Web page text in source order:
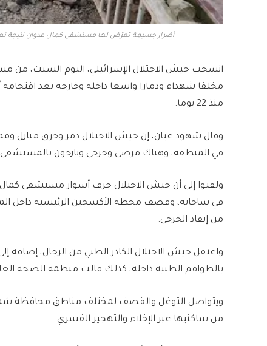
أضرار جسيمة تعرّض لها مستشفى كمال عدوان نتيجة
انسحب جيش الاحتلال الإسرائيلي، اليوم السبت،
مخلفا شهداء ودمارا واسعا داخله وخارجه بعد
منذ 22 يوما.
وقال شهود عيان، إن جيش الاحتلال دمر وحرق منازل
في المنطقة، وهناك مرضى وجرحى ونازحون بالمستشفى
ولفتوا إلى أن جيش الاحتلال جرف أسوار مستشفى كمال
في ساحاته، وقصف محطة الأكسجين الرئيسية داخل
من إنقاذ الجرحى.
واعتقل جيش الاحتلال الكادر الطبي من الرجال،
بالطواقم الطبية داخله، كذلك قالت منظمة الصحة
ويتواصل التوغل والقصف لمختلف مناطق محافظة
من ساكنيها عبر الإخلاء والتهجير القسري.